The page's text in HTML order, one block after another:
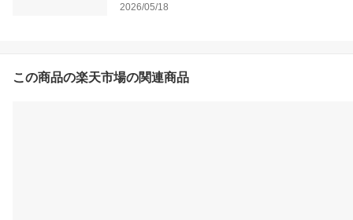
2026/05/18
この商品の楽天市場の関連商品